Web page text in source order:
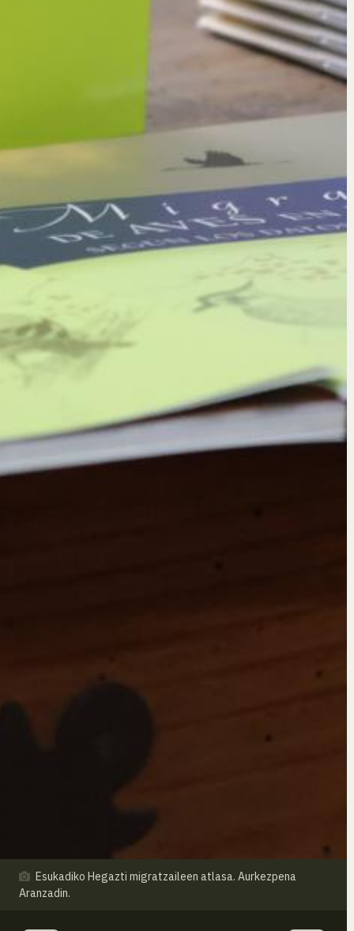
Esukadiko Hegazti migratzaileen atlasa. Aurkezpena
Aranzadin.